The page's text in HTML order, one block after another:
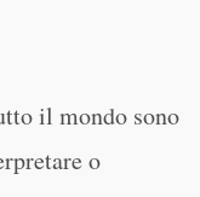
il mondo sono
o